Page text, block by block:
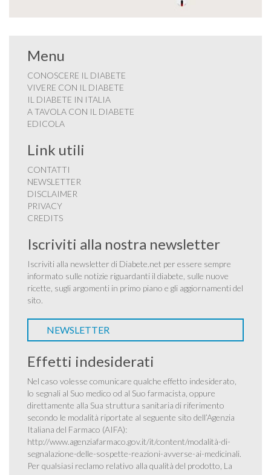
Menu
CONOSCERE IL DIABETE
VIVERE CON IL DIABETE
IL DIABETE IN ITALIA
A TAVOLA CON IL DIABETE
EDICOLA
Link utili
CONTATTI
NEWSLETTER
DISCLAIMER
PRIVACY
CREDITS
Iscriviti alla nostra newsletter
Iscriviti alla newsletter di Diabete.net per essere sempre
informato sulle notizie riguardanti il diabete, sulle nuove
ricette, sugli argomenti in primo piano e gli aggiornamenti del
sito.
NEWSLETTER
Effetti indesiderati
Nel caso volesse comunicare qualche effetto indesiderato,
lo segnali al Suo medico od al Suo farmacista, oppure
direttamente alla Sua struttura sanitaria di riferimento
secondo le modalità riportate al seguente sito dell’Agenzia
Italiana del Farmaco (AIFA):
http://www.agenziafarmaco.gov.it/it/content/modalità-di-
segnalazione-delle-sospette-reazioni-avverse-ai-medicinali.
Per qualsiasi reclamo relativo alla qualità del prodotto, La